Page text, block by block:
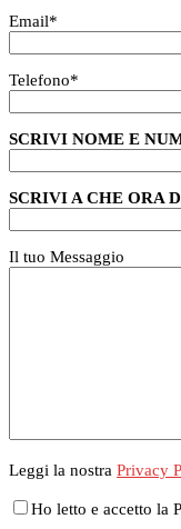
Email*
Telefono*
SCRIVI NOME E
SCRIVI A CHE ORA
Il tuo Messaggio
Leggi la nostra Privacy
Ho letto e accetto la